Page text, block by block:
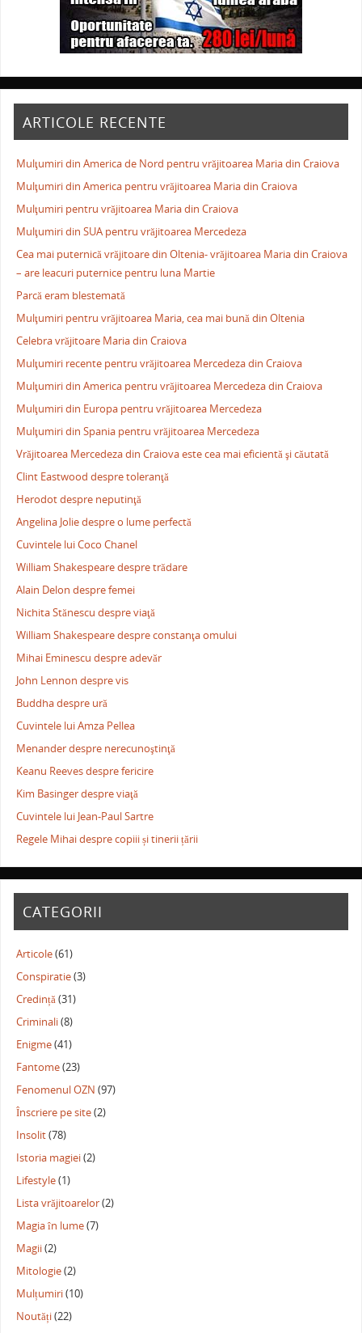
ARTICOLE RECENTE
Mulţumiri din America de Nord pentru vrăjitoarea Maria din Craiova
Mulţumiri din America pentru vrăjitoarea Maria din Craiova
Mulţumiri pentru vrăjitoarea Maria din Craiova
Mulţumiri din SUA pentru vrăjitoarea Mercedeza
Cea mai puternică vrăjitoare din Oltenia- vrăjitoarea Maria din Craiova
– are leacuri puternice pentru luna Martie
Parcă eram blestemată
Mulţumiri pentru vrăjitoarea Maria, cea mai bună din Oltenia
Celebra vrăjitoare Maria din Craiova
Mulţumiri recente pentru vrăjitoarea Mercedeza din Craiova
Mulţumiri din America pentru vrăjitoarea Mercedeza din Craiova
Mulţumiri din Europa pentru vrăjitoarea Mercedeza
Mulţumiri din Spania pentru vrăjitoarea Mercedeza
Vrăjitoarea Mercedeza din Craiova este cea mai eficientă şi căutată
Clint Eastwood despre toleranţă
Herodot despre neputinţă
Angelina Jolie despre o lume perfectă
Cuvintele lui Coco Chanel
William Shakespeare despre trădare
Alain Delon despre femei
Nichita Stănescu despre viaţă
William Shakespeare despre constanţa omului
Mihai Eminescu despre adevăr
John Lennon despre vis
Buddha despre ură
Cuvintele lui Amza Pellea
Menander despre nerecunoştinţă
Keanu Reeves despre fericire
Kim Basinger despre viaţă
Cuvintele lui Jean-Paul Sartre
Regele Mihai despre copiii și tinerii țării
CATEGORII
Articole(61)
Conspiratie(3)
Credință(31)
Criminali(8)
Enigme(41)
Fantome(23)
Fenomenul OZN (97)
Înscriere pe site(2)
Insolit(78)
Istoria magiei(2)
Lifestyle(1)
Lista vrăjitoarelor(2)
Magia în lume(7)
Magii(2)
Mitologie(2)
Mulțumiri(10)
Noutăți(22)